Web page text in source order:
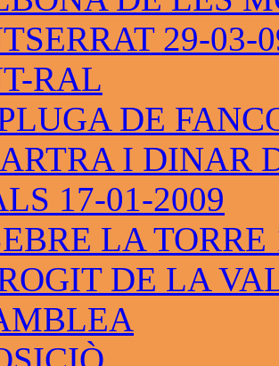
29-03-
RAL
DE
I DINAR
17-01-2009
LA TORRE
DE LA